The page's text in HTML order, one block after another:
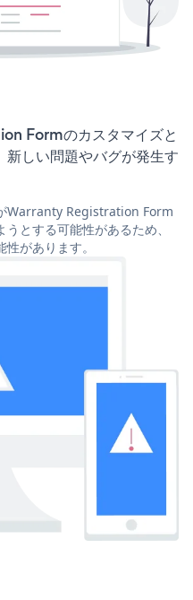
Formのカスタマイズと
しい問題やバグが発生す
Warranty Registration Form
とする可能性があるため、
があります。